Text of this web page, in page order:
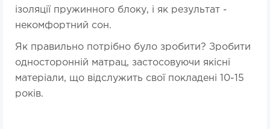
ізоляції пружинного блоку, і як результат -
некомфортний сон.
Як правильно потрібно було зробити? Зробити
односторонній матрац, застосовуючи якісні
матеріали, що відслужить свої покладені 10-15
років.